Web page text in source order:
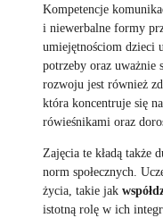
Kompetencje
i niewerbalne formy
umiejętnościom dzieci
potrzeby oraz uważnie
rozwoju jest również
która koncentruje się
rówieśnikami oraz
Zajęcia te kładą także
norm społecznych.
życia, takie jak
istotną rolę w ich